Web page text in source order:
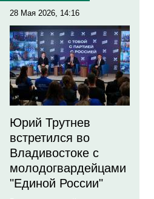
28 Мая 2026, 14:16
Юрий Трутнев
встретился во
Владивостоке с
молодогвардейцами
"Единой России"